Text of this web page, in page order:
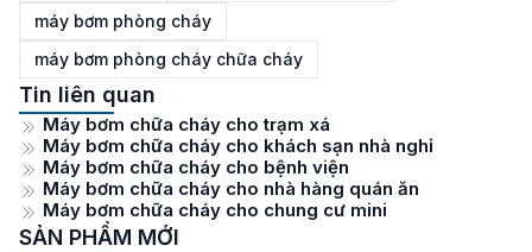
máy bơm phòng cháy
máy bơm phòng cháy chữa cháy
Tin liên quan
Máy bơm chữa cháy cho trạm xá
Máy bơm chữa cháy cho khách sạn nhà nghỉ
Máy bơm chữa cháy cho bệnh viện
Máy bơm chữa cháy cho nhà hàng quán ăn
Máy bơm chữa cháy cho chung cư mini
SẢN PHẨM MỚI